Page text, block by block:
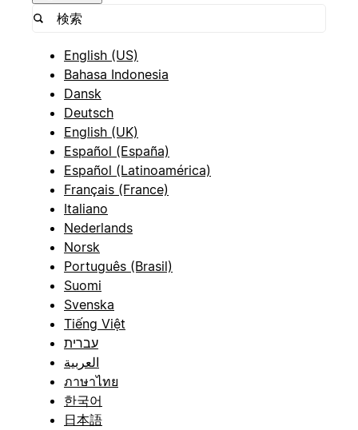
English (US)
Bahasa Indonesia
Dansk
Deutsch
English (UK)
Español (España)
Español (Latinoamérica)
Français (France)
Italiano
Nederlands
Norsk
Português (Brasil)
Suomi
Svenska
Tiếng Việt
עברית
العربية
ภาษาไทย
한국어
日本語